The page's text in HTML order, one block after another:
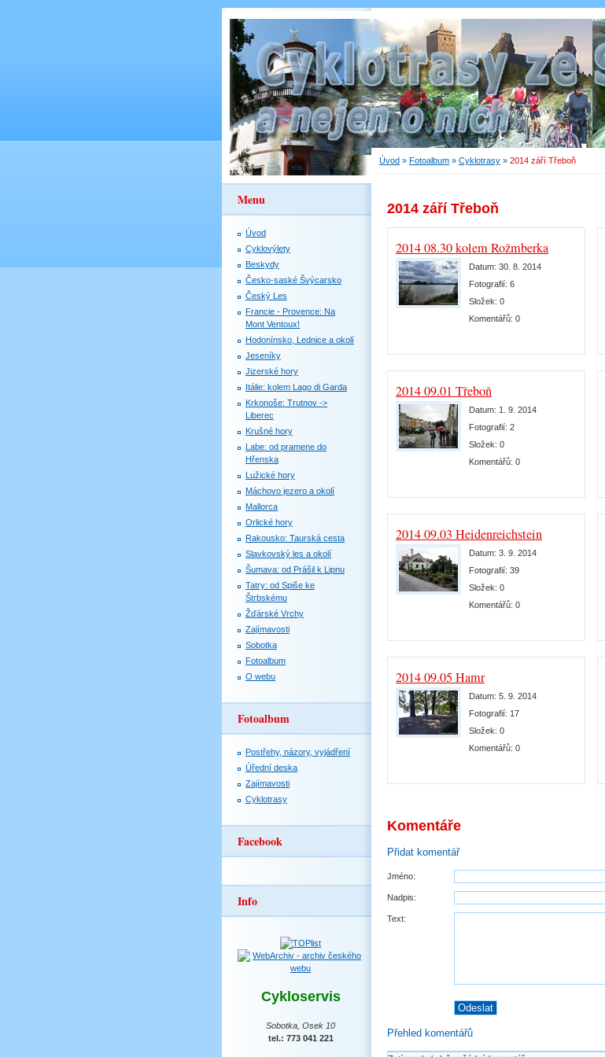
Úvod » Fotoalbum » Cyklotrasy » 2014 září Třeboň
2014 září Třeboň
2014 08.30 kolem Rožmberka
Datum: 30. 8. 2014
Fotografií: 6
Složek: 0
Komentářů: 0
2014 09.01 Třeboň
Datum: 1. 9. 2014
Fotografií: 2
Složek: 0
Komentářů: 0
2014 09.03 Heidenreichstein
Datum: 3. 9. 2014
Fotografií: 39
Složek: 0
Komentářů: 0
2014 09.05 Hamr
Datum: 5. 9. 2014
Fotografií: 17
Složek: 0
Komentářů: 0
Komentáře
Přidat komentář
Jméno:
Nadpis:
Text:
Přehled komentářů
Menu
Úvod
Cyklovýlety
Beskydy
Česko-saské Švýcarsko
Český Les
Francie - Provence: Na
Mont Ventoux!
Hodonínsko, Lednice a okolí
Jeseníky
Jizerské hory
Itálie: kolem Lago di Garda
Krkonoše: Trutnov ->
Liberec
Krušné hory
Labe: od pramene do
Hřenska
Lužické hory
Máchovo jezero a okolí
Mallorca
Orlické hory
Rakousko: Taurská cesta
Slavkovský les a okolí
Šumava: od Prášil k Lipnu
Tatry: od Spiše ke
Štrbskému
Žďárské Vrchy
Zajímavosti
Sobotka
Fotoalbum
O webu
Fotoalbum
Postřehy, názory, vyjádření
Úřední deska
Zajímavosti
Cyklotrasy
Facebook
Info
Cykloservis
Sobotka, Osek 10
tel.: 773 041 221